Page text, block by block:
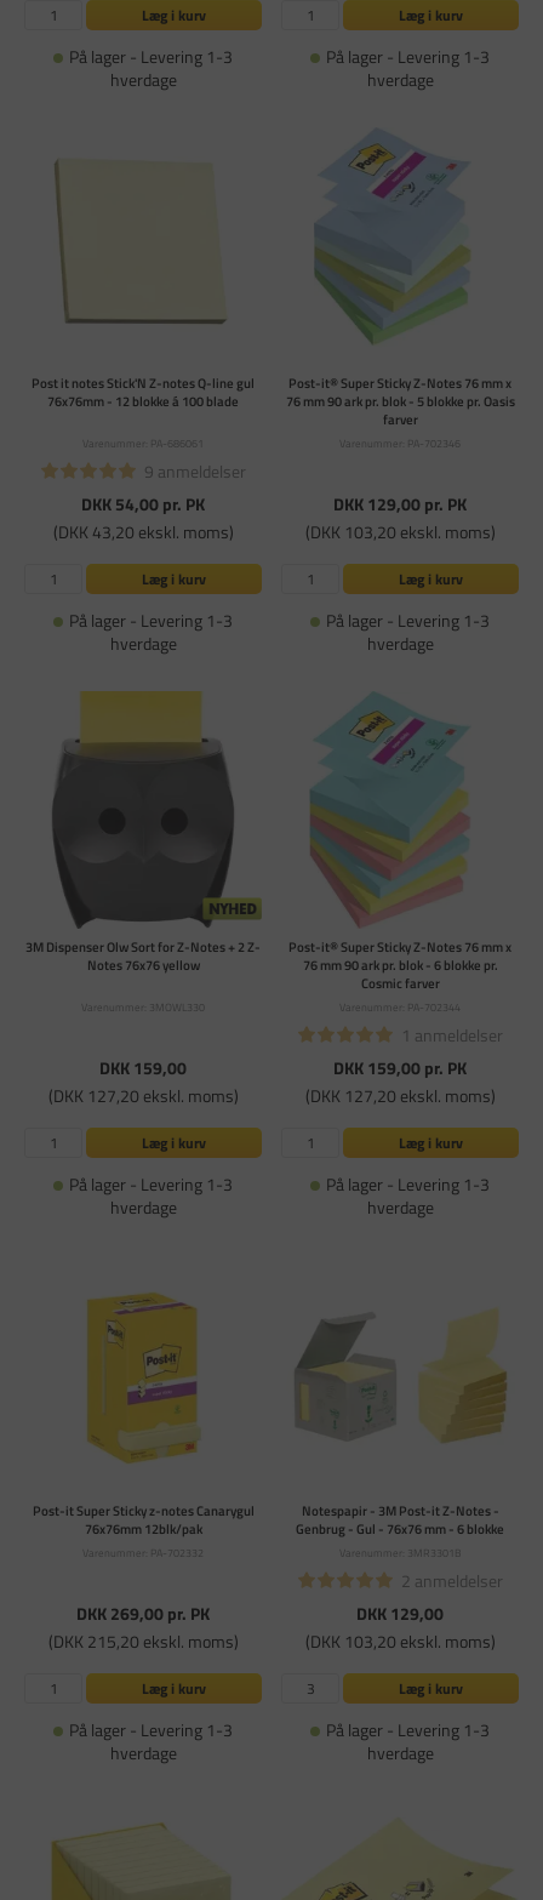
Læg i kurv
På lager - Levering 1-3
hverdage
Læg i kurv
På lager - Levering 1-3
hverdage
Post it notes Stick'N Z-notes Q-line gul
76x76mm - 12 blokke á 100 blade
Varenummer: PA-686061
9 anmeldelser
DKK 54,00pr. PK
(DKK 43,20 ekskl. moms)
Læg i kurv
På lager - Levering 1-3
hverdage
Post-it® Super Sticky Z-Notes 76 mm x
76 mm 90 ark pr. blok - 5 blokke pr. Oasis
farver
Varenummer: PA-702346
DKK 129,00pr. PK
(DKK 103,20 ekskl. moms)
Læg i kurv
På lager - Levering 1-3
hverdage
3M Dispenser Olw Sort for Z-Notes + 2 Z-
Notes 76x76 yellow
Varenummer: 3MOWL330
DKK 159,00
(DKK 127,20 ekskl. moms)
Læg i kurv
På lager - Levering 1-3
hverdage
Post-it® Super Sticky Z-Notes 76 mm x
76 mm 90 ark pr. blok - 6 blokke pr.
Cosmic farver
Varenummer: PA-702344
1 anmeldelser
DKK 159,00pr. PK
(DKK 127,20 ekskl. moms)
Læg i kurv
På lager - Levering 1-3
hverdage
Post-it Super Sticky z-notes Canarygul
76x76mm 12blk/pak
Varenummer: PA-702332
DKK 269,00pr. PK
(DKK 215,20 ekskl. moms)
Læg i kurv
På lager - Levering 1-3
hverdage
Notespapir - 3M Post-it Z-Notes -
Genbrug - Gul - 76x76 mm - 6 blokke
Varenummer: 3MR3301B
2 anmeldelser
DKK 129,00
(DKK 103,20 ekskl. moms)
Læg i kurv
På lager - Levering 1-3
hverdage